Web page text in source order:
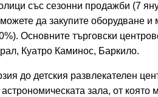
със сезонни продажби (7
да закупите оборудване и
Основните търговски
Куатро Каминос, Баркило.
до детския развлекателен
зала, от която